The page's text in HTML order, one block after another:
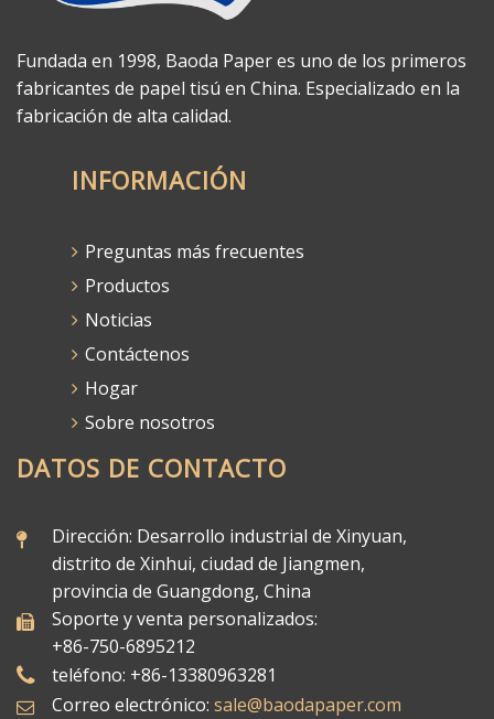
Fundada en 1998, Baoda Paper es uno de los primeros
fabricantes de papel tisú en China. Especializado en la
fabricación de alta calidad.
INFORMACIÓN
Preguntas más frecuentes
Productos
Noticias
Contáctenos
Hogar
Sobre nosotros
DATOS DE CONTACTO
Dirección: Desarrollo industrial de Xinyuan,
distrito de Xinhui, ciudad de Jiangmen,
provincia de Guangdong, China
Soporte y venta personalizados:
+86-750-6895212
teléfono: +86-13380963281
Correo electrónico: sale@baodapaper.com​​​​​​​